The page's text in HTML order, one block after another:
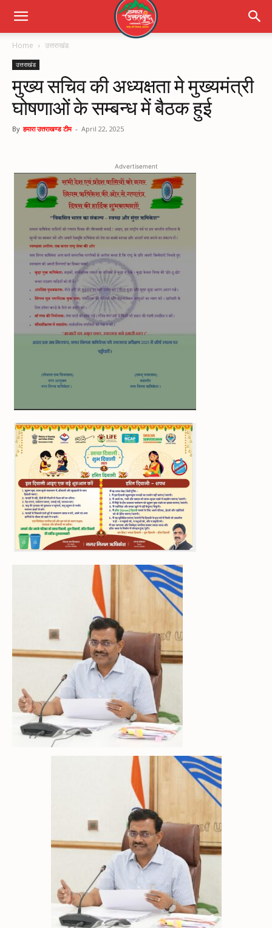
Home उत्तराखंड
उत्तराखंड
मुख्य सचिव की अध्यक्षता मे मुख्यमंत्री
घोषणाओं के सम्बन्ध में बैठक हुई
By हमारा उत्तराखण्ड टीम - April 22, 2025
Advertisement